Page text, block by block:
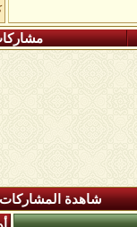
شاهدة المشاركات